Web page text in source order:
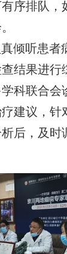
序排队，
倾听患者
结果进行
科联合会
建议，针
后，及时